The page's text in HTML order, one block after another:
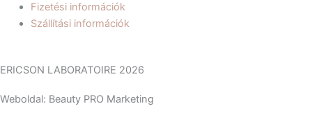
Fizetési információk
Szállítási információk
ERICSON LABORATOIRE 2026
Weboldal: Beauty PRO Marketing